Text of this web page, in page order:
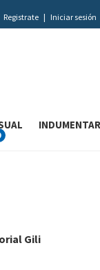
Registrate | Iniciar sesión
Gili